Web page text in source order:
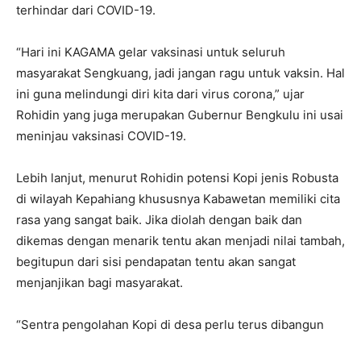
terhindar dari COVID-19.
“Hari ini KAGAMA gelar vaksinasi untuk seluruh
masyarakat Sengkuang, jadi jangan ragu untuk vaksin. Hal
ini guna melindungi diri kita dari virus corona,” ujar
Rohidin yang juga merupakan Gubernur Bengkulu ini usai
meninjau vaksinasi COVID-19.
Lebih lanjut, menurut Rohidin potensi Kopi jenis Robusta
di wilayah Kepahiang khususnya Kabawetan memiliki cita
rasa yang sangat baik. Jika diolah dengan baik dan
dikemas dengan menarik tentu akan menjadi nilai tambah,
begitupun dari sisi pendapatan tentu akan sangat
menjanjikan bagi masyarakat.
“Sentra pengolahan Kopi di desa perlu terus dibangun